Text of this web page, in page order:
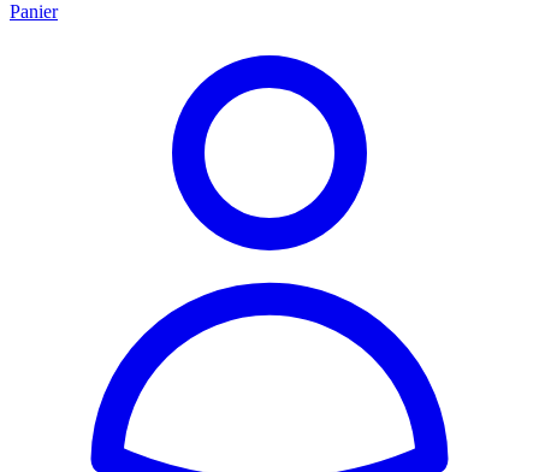
Panier